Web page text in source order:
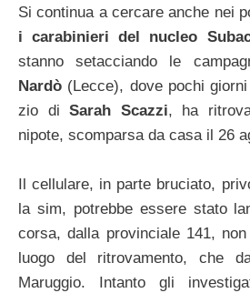
Si continua a cercare anche nei
i carabinieri del nucleo
stanno setacciando le
Nardò (Lecce), dove pochi
zio di Sarah Scazzi, ha
nipote, scomparsa da casa il 26
Il cellulare, in parte bruciato,
la sim, potrebbe essere stato
corsa, dalla provinciale 141,
luogo del ritrovamento, che
Maruggio. Intanto gli